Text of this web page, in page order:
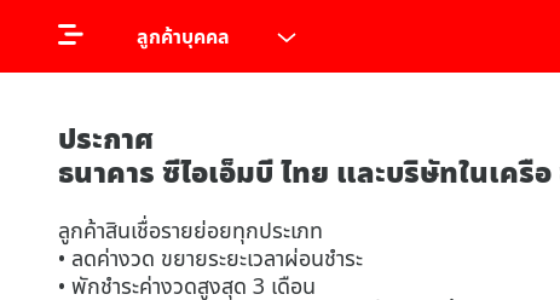
ลูกค้าบุคคล
ประกาศ
ธนาคาร ซีไอเอ็มบี ไทย และบริษัทในเค
ลูกค้าสินเชื่อรายย่อยทุกประเภท
• ลดค่างวด ขยายระยะเวลาผ่อนชำระ
• พักชำระค่างวดสูงสุด 3 เดือน